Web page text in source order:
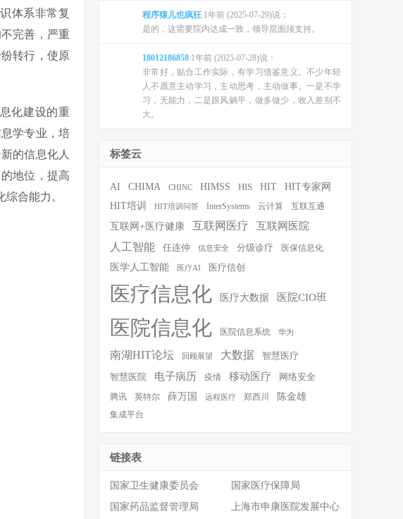
体系非常复
完善，严重
转行，使原
化建设的重
学专业，培
的信息化人
地位，提高
合能力。
程序猿儿也疯狂 1年前 (2025-07-29)说：
是的，这需要院内达成一致，领导层面须支持。
18012186858 1年前 (2025-07-28)说：
非常好，贴合工作实际，有学习借鉴意义。不少年轻
人不愿意主动学习，主动思考，主动做事。一是不学
习，无能力，二是跟风躺平，做多做少，收入差别不
大。
标签云
AI CHIMA CHINC HIMSS HIS HIT HIT专家网
HIT培训 HIT培训问答 InterSystems 云计算 互联互通
互联网+医疗健康 互联网医疗 互联网医院
人工智能 任连仲 信息安全 分级诊疗 医保信息化
医学人工智能 医疗AI 医疗信创
医疗信息化 医疗大数据 医院CIO班
医院信息化 医院信息系统 华为
南湖HIT论坛 回顾展望 大数据 智慧医疗
智慧医院 电子病历 疫情 移动医疗
网络安全
腾讯
英特尔 薛万国 远程医疗 郑西川 陈金雄
集成平台
链接表
国家卫生健康委员会
国家医疗保障局
国家药品监督管理局
上海市申康医院发展中心